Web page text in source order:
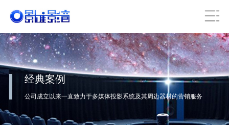
经典案例
公司成立以来一直致力于多媒体投影系统及其周边器材的营销服务